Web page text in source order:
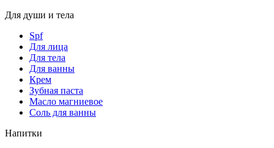
Для души и тела
Spf
Для лица
Для тела
Для ванны
Крем
Зубная паста
Масло магниевое
Соль для ванны
Напитки